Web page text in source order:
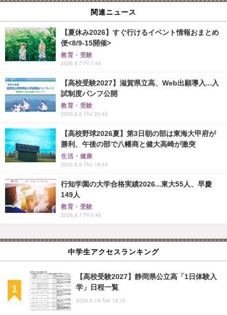
関連ニュース
【夏休み2026】すぐ行けるイベント情報おまとめ
便<8/9-15開催>
教育・受験
2026.8.7 Fri 1:45
【高校受験2027】滋賀県立高、Web出願導入...入
試制度パンフ公開
教育・受験
2026.8.6 Thu 20:45
【高校野球2026夏】第3日朝の部は東海大甲府が
勝利、午後の部で八幡商と健大高崎が激突
生活・健康
2026.8.6 Thu 18:45
行知学園の大学合格実績2026...東大55人、早慶
149人
教育・受験
2026.8.7 Fri 0:45
中学生アクセスランキング
【高校受験2027】静岡県公立高「1日体験入
学」日程一覧
2026.5.19 Tue 15:15